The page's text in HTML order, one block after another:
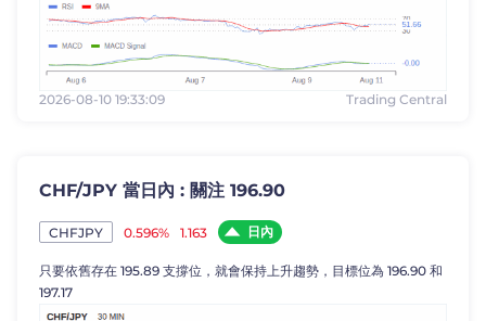
2026-08-10 19:33:09 Trading Central
CHF/JPY 當日內 : 關注 196.90
CHFJPY 0.596% 1.163 日內
只要依舊存在 195.89 支撐位，就會保持上升趨勢，目標位為 196.90 和
197.17